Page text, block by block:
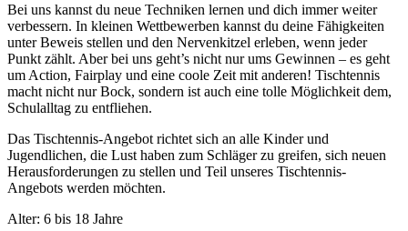
Bei uns kannst du neue Techniken lernen und dich immer weiter
verbessern. In kleinen Wettbewerben kannst du deine Fähigkeiten
unter Beweis stellen und den Nervenkitzel erleben, wenn jeder
Punkt zählt. Aber bei uns geht’s nicht nur ums Gewinnen – es geht
um Action, Fairplay und eine coole Zeit mit anderen! Tischtennis
macht nicht nur Bock, sondern ist auch eine tolle Möglichkeit dem,
Schulalltag zu entfliehen.
Das Tischtennis-Angebot richtet sich an alle Kinder und
Jugendlichen, die Lust haben zum Schläger zu greifen, sich neuen
Herausforderungen zu stellen und Teil unseres Tischtennis-
Angebots werden möchten.
Alter: 6 bis 18 Jahre